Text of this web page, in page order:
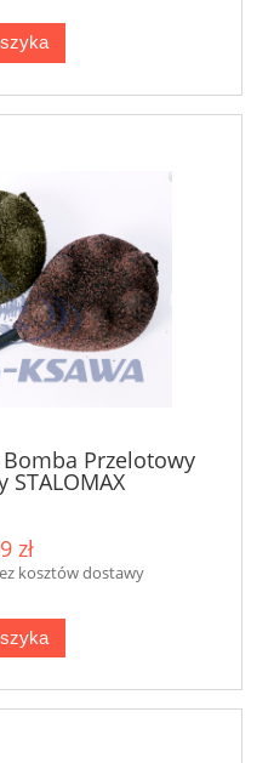
Przelotowy
STALOMAX
zł
kosztów dostawy